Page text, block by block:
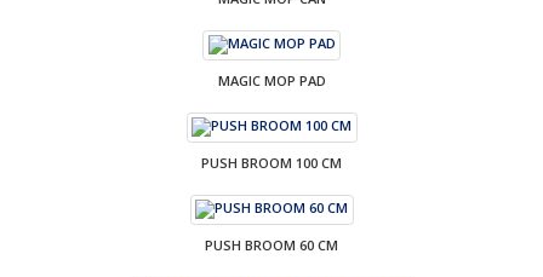
MAGIC MOP PAD
PUSH BROOM 100 CM
PUSH BROOM 60 CM